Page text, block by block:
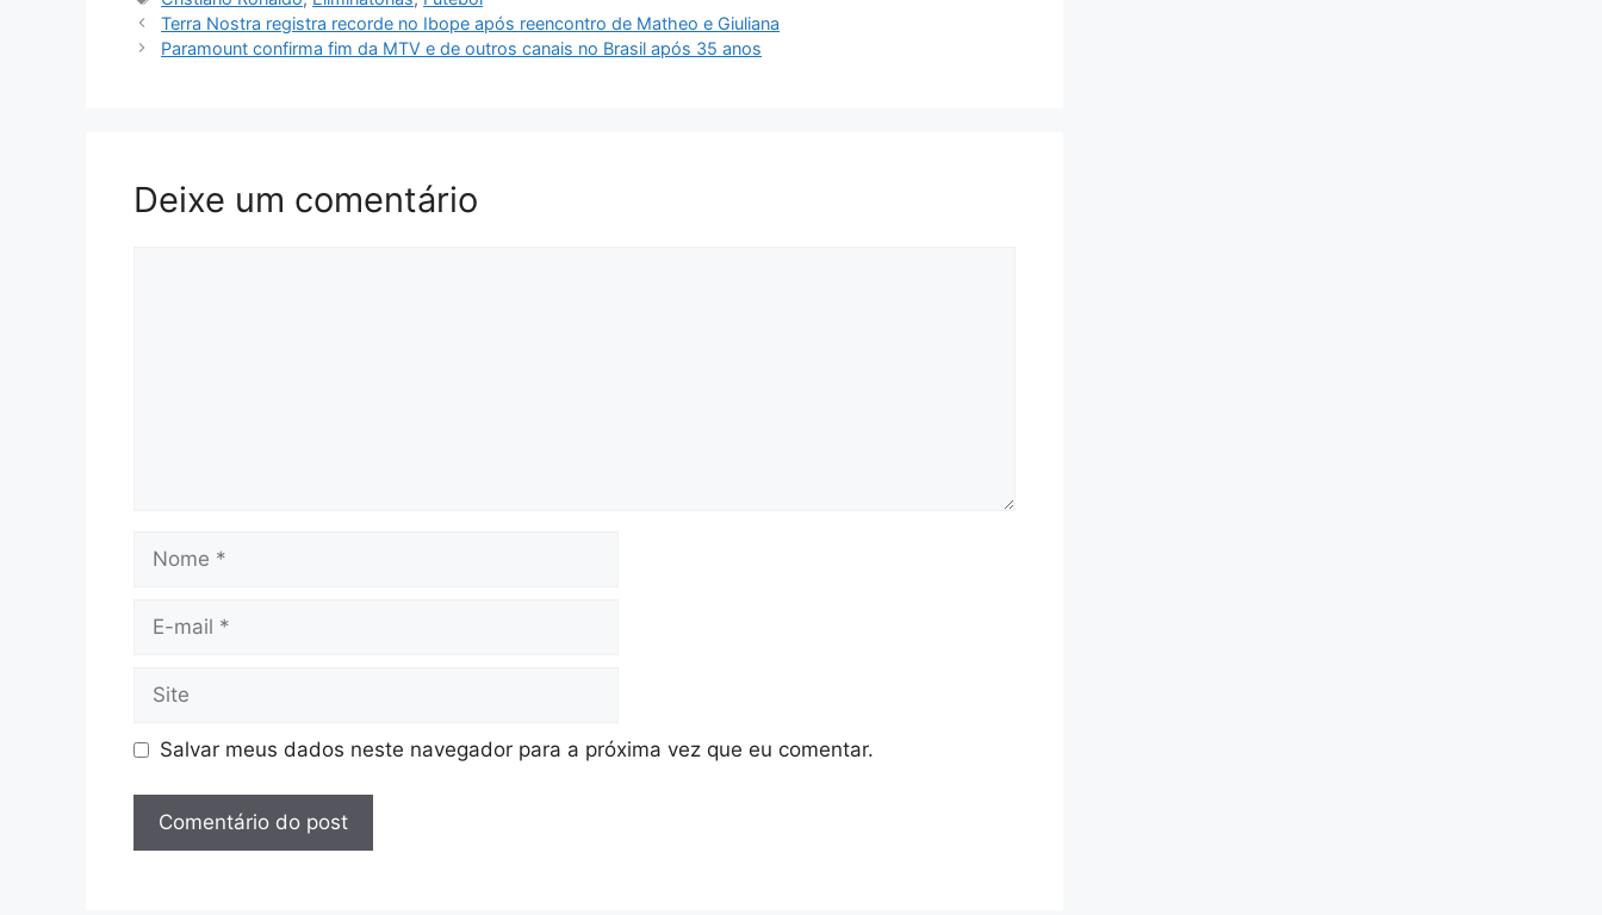
Terra Nostra registra recorde no Ibope após reencontro de Matheo e Giuliana
Paramount confirma fim da MTV e de outros canais no Brasil após 35 anos
Deixe um comentário
mail
Salvar meus dados neste navegador para a próxima vez que eu comentar.